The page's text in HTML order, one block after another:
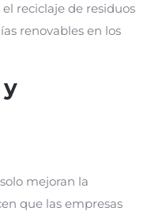
reciclaje de residuos
renovables en los
mejoran la
que las empresas